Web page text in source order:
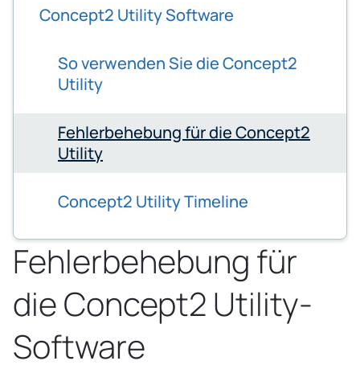
Concept2 Utility Software
So verwenden Sie die Concept2
Utility
Fehlerbehebung für die Concept2
Utility
Concept2 Utility Timeline
Fehlerbehebung für
die Concept2 Utility-
Software